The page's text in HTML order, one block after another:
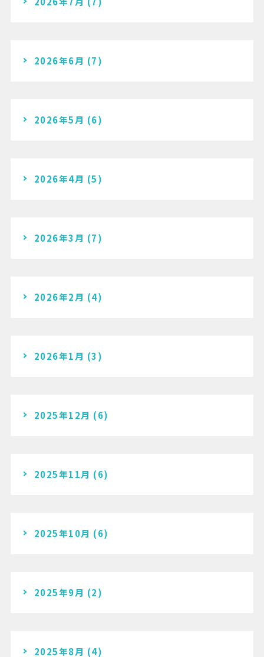
2026年6月 (7)
2026年5月 (6)
2026年4月 (5)
2026年3月 (7)
2026年2月 (4)
2026年1月 (3)
2025年12月 (6)
2025年11月 (6)
2025年10月 (6)
2025年9月 (2)
2025年8月 (4)